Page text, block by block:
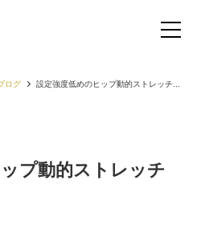
ログ 設定強度低めのヒップ動的ストレッチ...
プ動的ストレッチ